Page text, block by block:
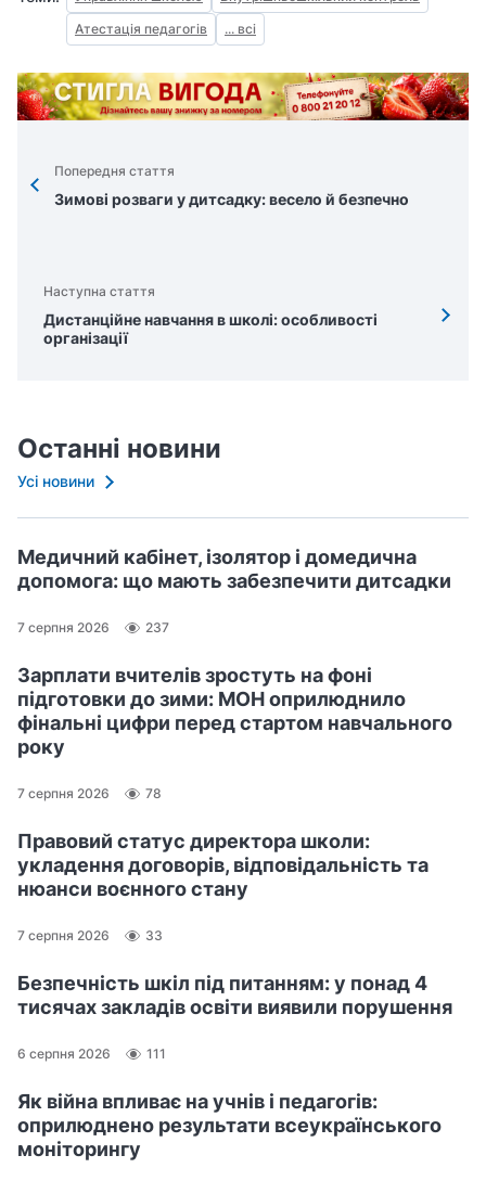
Атестація педагогів
... всі
Попередня стаття
Зимові розваги у дитсадку: весело й безпечно
Наступна стаття
Дистанційне навчання в школі: особливості
організації
Останні новини
Усі новини
Медичний кабінет, ізолятор і домедична
допомога: що мають забезпечити дитсадки
7 серпня 2026 237
Зарплати вчителів зростуть на фоні
підготовки до зими: МОН оприлюднило
фінальні цифри перед стартом навчального
року
7 серпня 2026 78
Правовий статус директора школи:
укладення договорів, відповідальність та
нюанси воєнного стану
7 серпня 2026 33
Безпечність шкіл під питанням: у понад 4
тисячах закладів освіти виявили порушення
6 серпня 2026 111
Як війна впливає на учнів і педагогів:
оприлюднено результати всеукраїнського
моніторингу